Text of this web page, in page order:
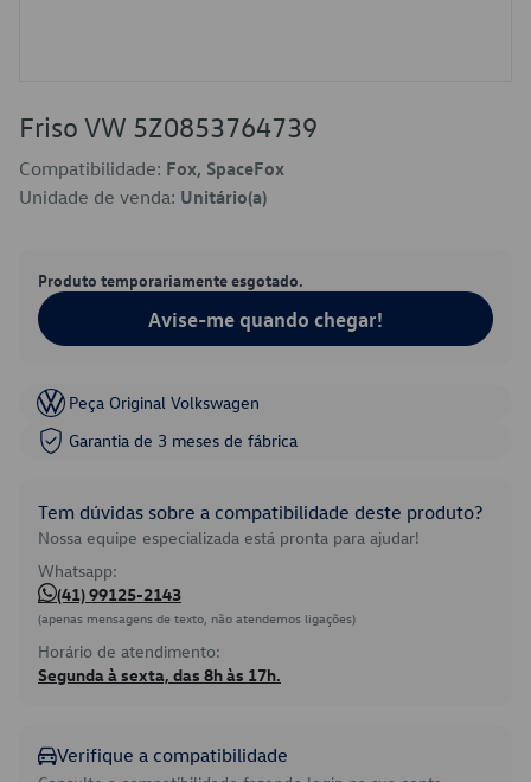
Friso VW 5Z0853764739
Compatibilidade: Fox, SpaceFox
Unidade de venda: Unitário(a)
Produto temporariamente esgotado.
Avise-me quando chegar!
Peça Original Volkswagen
Garantia de 3 meses de fábrica
Tem dúvidas sobre a compatibilidade deste produto?
Nossa equipe especializada está pronta para ajudar!
Whatsapp:
(41) 99125-2143
(apenas mensagens de texto, não atendemos ligações)
Horário de atendimento:
Segunda à sexta, das 8h às 17h.
Verifique a compatibilidade